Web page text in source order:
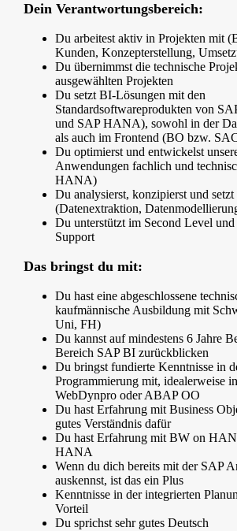
Dein Verantwortungsbereich:
Du arbeitest aktiv in Projekten mit
Kunden, Konzepterstellung,
Du übernimmst die technische
ausgewählten Projekten
Du setzt BI-Lösungen mit den
Standardsoftwareprodukten von
und SAP HANA), sowohl in der
als auch im Frontend (BO bzw.
Du optimierst und entwickelst
Anwendungen fachlich und
HANA)
Du analysierst, konzipierst und
(Datenextraktion,
Du unterstützt im Second Level
Support
Das bringst du mit:
Du hast eine abgeschlossene
kaufmännische Ausbildung mit
Uni, FH)
Du kannst auf mindestens 6 Jahre
Bereich SAP BI zurückblicken
Du bringst fundierte Kenntnisse in
Programmierung mit, idealerweise
WebDynpro oder ABAP OO
Du hast Erfahrung mit Business
gutes Verständnis dafür
Du hast Erfahrung mit BW on
HANA
Wenn du dich bereits mit der SAP
auskennst, ist das ein Plus
Kenntnisse in der integrierten
Vorteil
Du sprichst sehr gutes Deutsch